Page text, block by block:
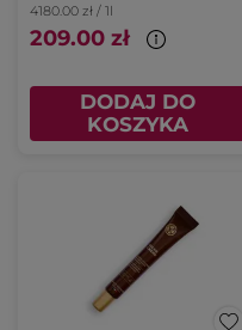
4180.00 zł / 1l
209.00 zł
DODAJ DO
KOSZYKA